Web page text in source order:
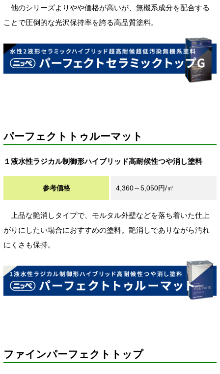
他のシリーズよりやや価格が高いが、無機系成分を配合する
ことで圧倒的な光沢保持率を誇る高品質塗料。
パーフェクトトゥルーマット
１液水性ラジカル制御形ハイブリッド高耐候性つや消し塗料
参考価格 4,360～5,050円/㎡
上品な艶消しタイプで、モルタル外壁などを落ち着いた仕上
がりにしたい場合におすすめの塗料。艶消しでありながら汚れ
にくさも保持。
ファインパーフェクトトップ